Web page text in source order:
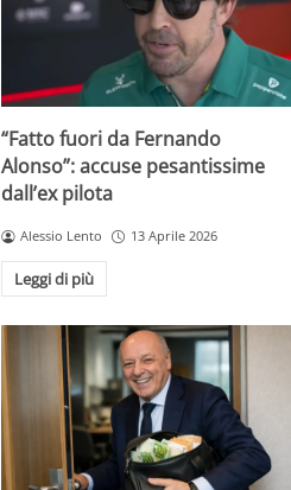
“Fatto fuori da Fernando
Alonso”: accuse pesantissime
dall’ex pilota
Alessio Lento 13 Aprile 2026
Leggi di più